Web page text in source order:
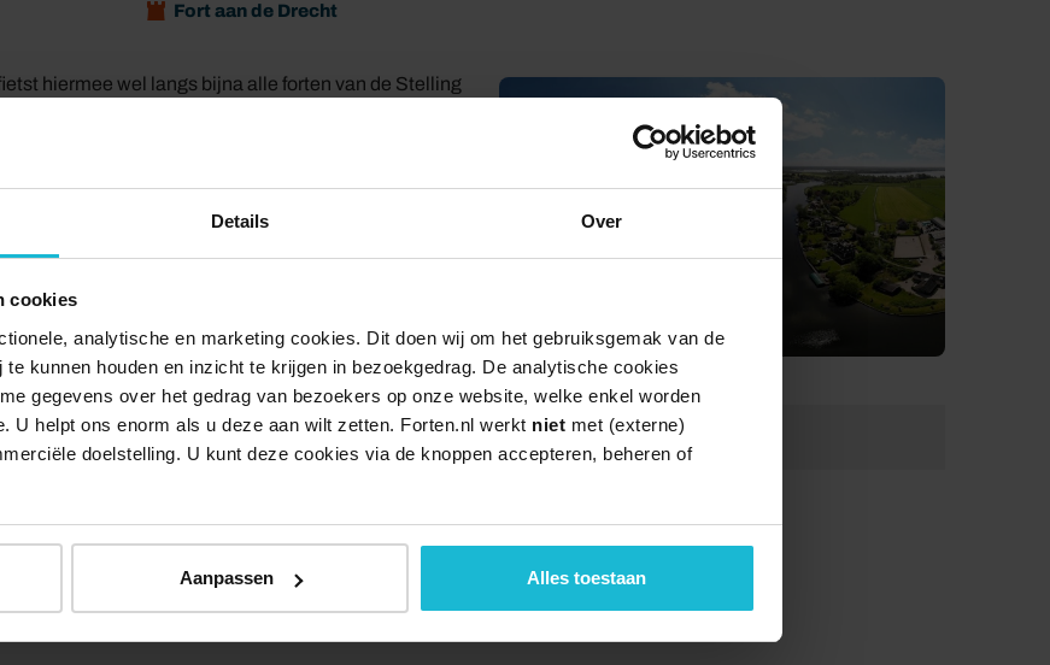
Details Over
cookies
analytische en marketing cookies. Dit doen wij om het gebruiksgemak van de
kunnen houden en inzicht te krijgen in bezoekgedrag. De analytische cookies
gegevens over het gedrag van bezoekers op onze website, welke enkel worden
U helpt ons enorm als u deze aan wilt zetten. Forten.nl werkt niet met (externe)
doelstelling. U kunt deze cookies via de knoppen accepteren, beheren of
Aanpassen Alles toestaan
Fort aan de Drecht
hiermee wel langs bijna alle forten van de Stelling
en Fort Uitermeer liggen niet aan deze route, maar
vanaf je fiets. Plan een paar dagen vrij
van de Stelling van Amsterdam.
rand van Edam. Vanuit hier zet je koers naar
fiets je naar Hoofddorp en Uithoorn.
je langs de rand van het IJmeer en het Markermeer
Onderweg kom je het ene na het andere oude
zijn niet toegankelijk, maar andere forten zijn
rondleiding door een fort heen om meer te weten
forten maken allemaal deel uit van de 135 kilometer
135.0 km